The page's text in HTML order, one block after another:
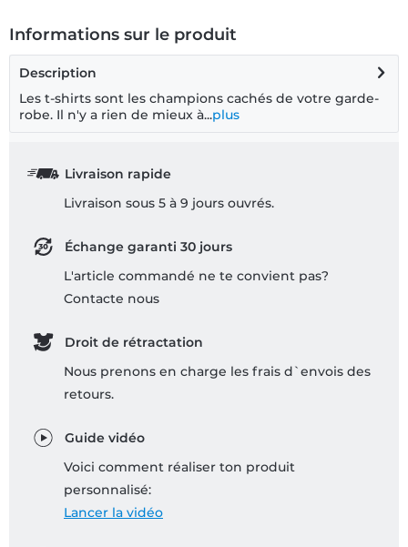
Informations sur le produit
Description
Les t-shirts sont les champions cachés de votre garde-
robe. Il n'y a rien de mieux à...plus
Livraison rapide
Livraison sous 5 à 9 jours ouvrés.
Échange garanti 30 jours
L'article commandé ne te convient pas?
Contacte nous
Droit de rétractation
Nous prenons en charge les frais d`envois des
retours.
Guide vidéo
Voici comment réaliser ton produit
personnalisé:
Lancer la vidéo